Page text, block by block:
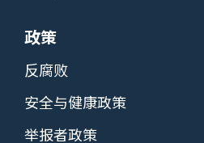
政策
反腐败
安全与健康政策
举报者政策